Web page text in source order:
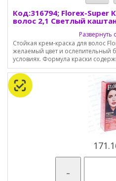
Код:316794; Florex-Super
волос 2,1 Светлый
Развернуть
Стойкая крем-краска для волос
желаемый цвет и ослепительный
условиях. Формула краски
-